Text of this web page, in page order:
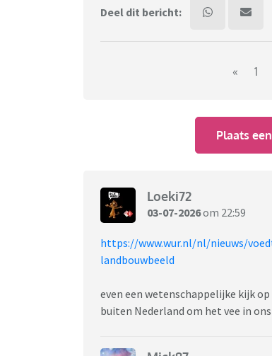
Deel dit bericht:
« 1
Plaats
Loeki72
03-07-2026om 22:59
https://www.wur.nl/nl/nieuws/
landbouwbeeld
even een wetenschappelijke kijk
buiten Nederland om het vee in